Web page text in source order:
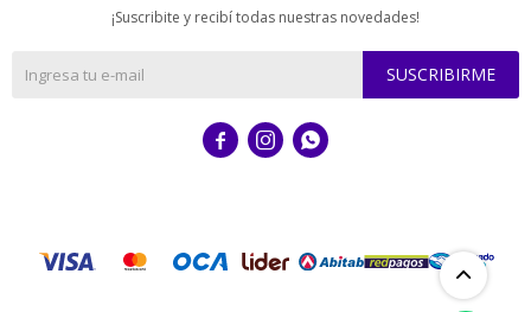
¡Suscribite y recibí todas nuestras novedades!
SUSCRIBIRME
  